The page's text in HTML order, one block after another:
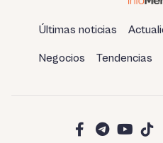
Últimas noticias
Negocios Tendencias